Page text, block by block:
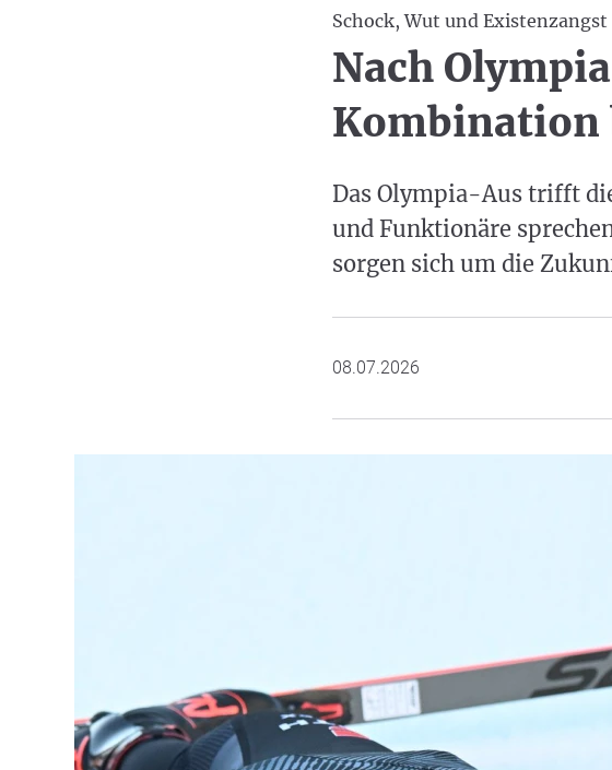
Schock, Wut und Existenzangst
Nach
Kombination
Das Olympia-Aus trifft
und Funktionäre
sorgen sich um die
08.07.2026